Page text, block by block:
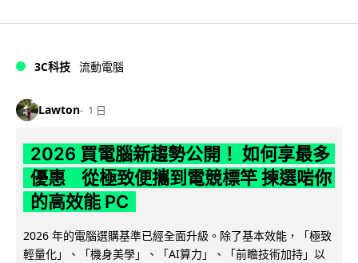
3C科技 流動電腦
Lawton 1 日
2026 買電腦新趨勢公開！ 如何享最多
優惠 從極致便攜到電競標竿 揀選啱你
的高效能 PC
2026 年的電腦選購基準已經全面升級。除了基本效能，「極致
輕量化」、「機身美學」、「AI算力」、「前瞻技術加持」以